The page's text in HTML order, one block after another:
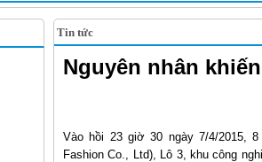
Tin tức
Nguyên nhân
Vào hồi 23 giờ 30 ngày 7/4/2015,
Fashion Co., Ltd), Lô 3, khu công